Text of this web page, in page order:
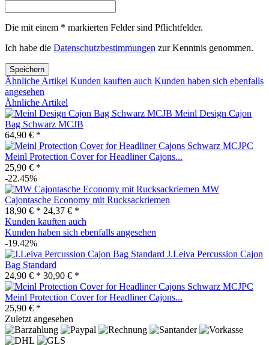
Die mit einem * markierten Felder sind Pflichtfelder.
Ich habe die Datenschutzbestimmungen zur Kenntnis genommen.
Speichern
Ähnliche Artikel Kunden kauften auch Kunden haben sich ebenfalls
angesehen
Ähnliche Artikel
Meinl Design Cajon
Bag Schwarz MCJB
64,90 € *
Meinl Protection Cover for Headliner Cajons...
25,90 € *
-22.45%
MW
Cajontasche Economy mit Rucksackriemen
18,90 € * 24,37 € *
Kunden kauften auch
Kunden haben sich ebenfalls angesehen
-19.42%
J.Leiva Percussion Cajon
Bag Standard
24,90 € * 30,90 € *
Meinl Protection Cover for Headliner Cajons...
25,90 € *
Zuletzt angesehen